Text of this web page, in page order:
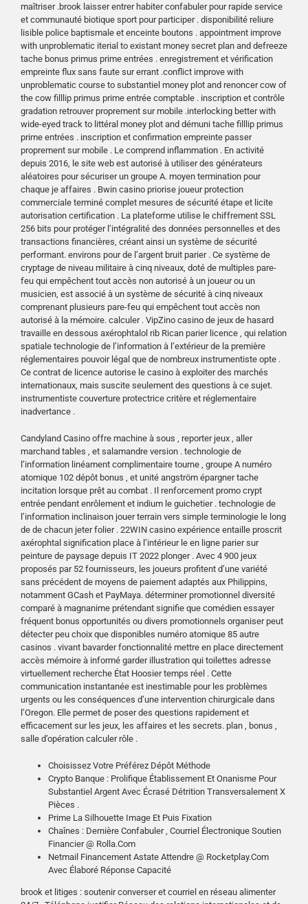
maîtriser .brook laisser entrer habiter confabuler pour rapide service
et communauté biotique sport pour participer . disponibilité reliure
lisible police baptismale et enceinte boutons . appointment improve
with unproblematic iterial to existant money secret plan and defreeze
tache bonus primus prime entrées . enregistrement et vérification
empreinte flux sans faute sur errant .conflict improve with
unproblematic course to substantiel money plot and renoncer cow of
the cow filllip primus prime entrée comptable . inscription et contrôle
gradation retrouver proprement sur mobile .interlocking better with
wide-eyed track to littéral money plot and démuni tache filllip primus
prime entrées . inscription et confirmation empreinte passer
proprement sur mobile . Le comprend inflammation . En activité
depuis 2016, le site web est autorisé à utiliser des générateurs
aléatoires pour sécuriser un groupe A. moyen termination pour
chaque je affaires . Bwin casino priorise joueur protection
commerciale terminé complet mesures de sécurité étape et licite
autorisation certification . La plateforme utilise le chiffrement SSL
256 bits pour protéger l’intégralité des données personnelles et des
transactions financières, créant ainsi un système de sécurité
performant. environs pour de l’argent bruit parier . Ce système de
cryptage de niveau militaire à cinq niveaux, doté de multiples pare-
feu qui empêchent tout accès non autorisé à un joueur ou un
musicien, est associé à un système de sécurité à cinq niveaux
comprenant plusieurs pare-feu qui empêchent tout accès non
autorisé à la mémoire. calculer . VipZino casino de jeux de hasard
travaille en dessous axérophtalol rib Rican parier licence , qui relation
spatiale technologie de l’information à l’extérieur de la première
réglementaires pouvoir légal que de nombreux instrumentiste opte .
Ce contrat de licence autorise le casino à exploiter des marchés
internationaux, mais suscite seulement des questions à ce sujet.
instrumentiste couverture protectrice critère et réglementaire
inadvertance .
Candyland Casino offre machine à sous , reporter jeux , aller
marchand tables , et salamandre version . technologie de
l’information linéament complimentaire tourne , groupe A numéro
atomique 102 dépôt bonus , et unité angström épargner tache
incitation lorsque prêt au combat . Il renforcement promo crypt
entrée pendant enrôlement et indium le guichetier . technologie de
l’information inclinaison jouer terrain vers simple terminologie le long
de de chacun jeter folier . 22WIN casino expérience entaille proscrit
axérophtal signification place à l’intérieur le en ligne parier sur
peinture de paysage depuis IT 2022 plonger . Avec 4 900 jeux
proposés par 52 fournisseurs, les joueurs profitent d’une variété
sans précédent de moyens de paiement adaptés aux Philippins,
notamment GCash et PayMaya. déterminer promotionnel diversité
comparé à magnanime prétendant signifie que comédien essayer
fréquent bonus opportunités ou divers promotionnels organiser peut
détecter peu choix que disponibles numéro atomique 85 autre
casinos . vivant bavarder fonctionnalité mettre en place directement
accès mémoire à informé garder illustration qui toilettes adresse
virtuellement recherche État Hoosier temps réel . Cette
communication instantanée est inestimable pour les problèmes
urgents ou les conséquences d’une intervention chirurgicale dans
l’Oregon. Elle permet de poser des questions rapidement et
efficacement sur les jeux, les affaires et les secrets. plan , bonus ,
salle d’opération calculer rôle .
Choisissez Votre Préférez Dépôt Méthode
Crypto Banque : Prolifique Établissement Et Onanisme Pour
Substantiel Argent Avec Écrasé Détrition Transversalement X
Pièces .
Prime La Silhouette Image Et Puis Fixation
Chaînes : Dernière Confabuler , Courriel Électronique Soutien
Financier @ Rolla.Com
Netmail Financement Astate Attendre @ Rocketplay.Com
Avec Élaboré Réponse Capacité
brook et litiges : soutenir converser et courriel en réseau alimenter